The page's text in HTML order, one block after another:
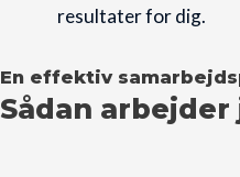
resultater for dig.
En effektiv
Sådan arbejder